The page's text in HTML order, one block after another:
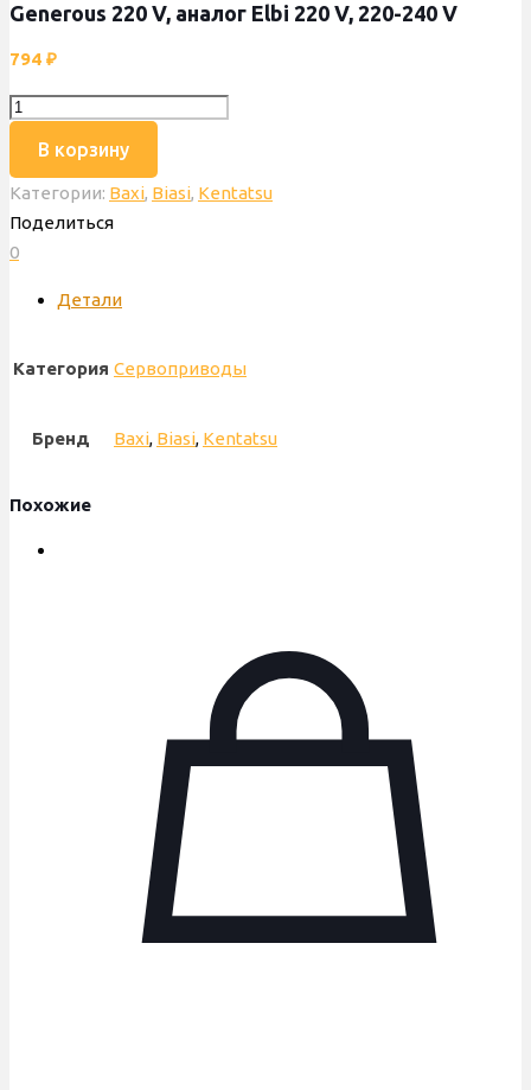
Generous 220 V, аналог Elbi 220 V, 220-240 V
794 ₽
Количество
Сервопривод
Baxi,
Biasi,
Quantum,
Generous
V,
Elbi
В корзину
Категории: Baxi, Biasi, Kentatsu
Поделиться
0
Детали
Категория Сервоприводы
Бренд Baxi, Biasi, Kentatsu
Похожие